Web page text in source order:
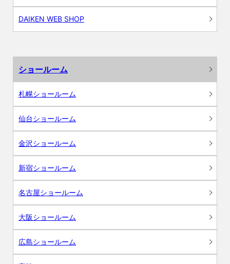
DAIKEN WEB SHOP
ショールーム
札幌ショールーム
仙台ショールーム
金沢ショールーム
新宿ショールーム
名古屋ショールーム
大阪ショールーム
広島ショールーム